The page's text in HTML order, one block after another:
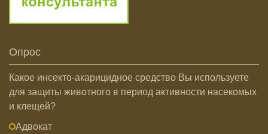
Опрос
Какое инсекто-акарицидное средство Вы используете
для защиты животного в период активности насекомых
и клещей?
Адвокат